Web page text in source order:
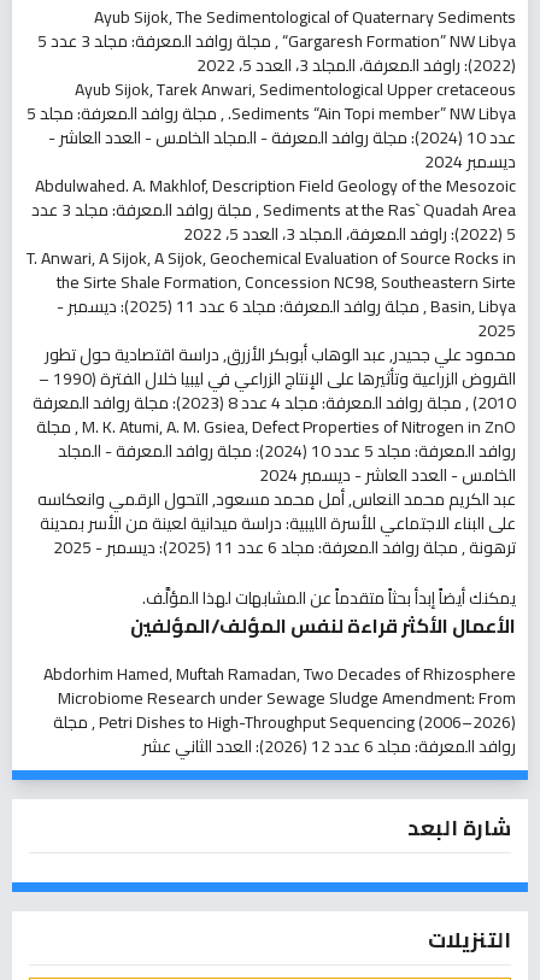
Ayub Sijok,The Sedimentological of Quaternary Sediments
“Gargaresh Formation” NW Libya
, مجلة روافد المعرفة: مجلد 3 عدد 5
(2022): راوفد المعرفة، المجلد 3، العدد 5، 2022
Ayub Sijok, Tarek Anwari,Sedimentological Upper cretaceous
Sediments “Ain Topi member” NW Libya.
, مجلة روافد المعرفة: مجلد 5
عدد 10 (2024): مجلة روافد المعرفة - المجلد الخامس - العدد العاشر -
ديسمبر 2024
Abdulwahed. A. Makhlof,Description Field Geology of the Mesozoic
Sediments at the Ras` Quadah Area
, مجلة روافد المعرفة: مجلد 3 عدد
5 (2022): راوفد المعرفة، المجلد 3، العدد 5، 2022
T. Anwari, A Sijok, A Sijok,Geochemical Evaluation of Source Rocks in
the Sirte Shale Formation, Concession NC98, Southeastern Sirte
Basin, Libya
, مجلة روافد المعرفة: مجلد 6 عدد 11 (2025): ديسمبر -
2025
محمود علي جحيدر, عبد الوهاب أبوبكر الأزرق,دراسة اقتصادية حول تطور
القروض الزراعية وتأثيرها على الإنتاج الزراعي في ليبيا خلال الفترة (1990 –
2010)
,مجلة روافد المعرفة: مجلد 4 عدد 8 (2023): مجلة روافد المعرفة
M. K. Atumi, A. M. Gsiea,Defect Properties of Nitrogen in ZnO
,مجلة
روافد المعرفة: مجلد 5 عدد 10 (2024): مجلة روافد المعرفة - المجلد
الخامس - العدد العاشر - ديسمبر 2024
عبد الكريم محمد النعاس, أمل محمد مسعود,التحول الرقمي وانعكاسه
على البناء الاجتماعي للأسرة الليبية: دراسة ميدانية لعينة من الأسر بمدينة
ترهونة,مجلة روافد المعرفة: مجلد 6 عدد 11 (2025): ديسمبر - 2025
يمكنك أيضاًإبدأ بحثاً متقدماً عن المشابهاتلهذا المؤلَّف.
الأعمال الأكثر قراءة لنفس المؤلف/المؤلفين
Abdorhim Hamed, Muftah Ramadan,Two Decades of Rhizosphere
Microbiome Research under Sewage Sludge Amendment: From
Petri Dishes to High-Throughput Sequencing (2006–2026)
,مجلة
روافد المعرفة: مجلد 6 عدد 12 (2026): العدد الثاني عشر
شارة البعد
التنزيلات